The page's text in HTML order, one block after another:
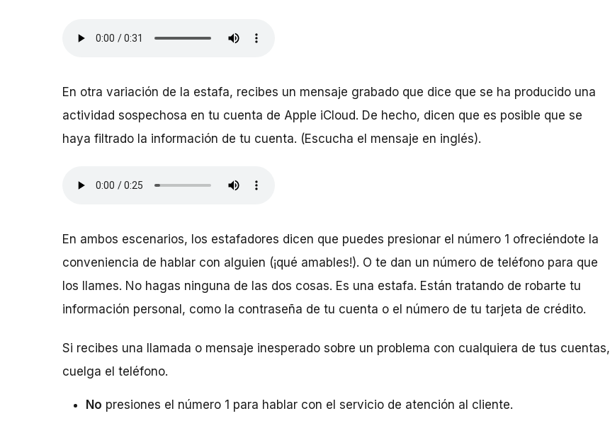
En otra variación de la estafa, recibes un mensaje grabado que dice que se ha producido una
actividad sospechosa en tu cuenta de Apple iCloud. De hecho, dicen que es posible que se
haya filtrado la información de tu cuenta. (Escucha el mensaje en inglés).
En ambos escenarios, los estafadores dicen que puedes presionar el número 1 ofreciéndote la
conveniencia de hablar con alguien (¡qué amables!). O te dan un número de teléfono para que
los llames. No hagas ninguna de las dos cosas. Es una estafa. Están tratando de robarte tu
información personal, como la contraseña de tu cuenta o el número de tu tarjeta de crédito.
Si recibes una llamada o mensaje inesperado sobre un problema con cualquiera de tus cuentas,
cuelga el teléfono.
No presiones el número 1 para hablar con el servicio de atención al cliente.